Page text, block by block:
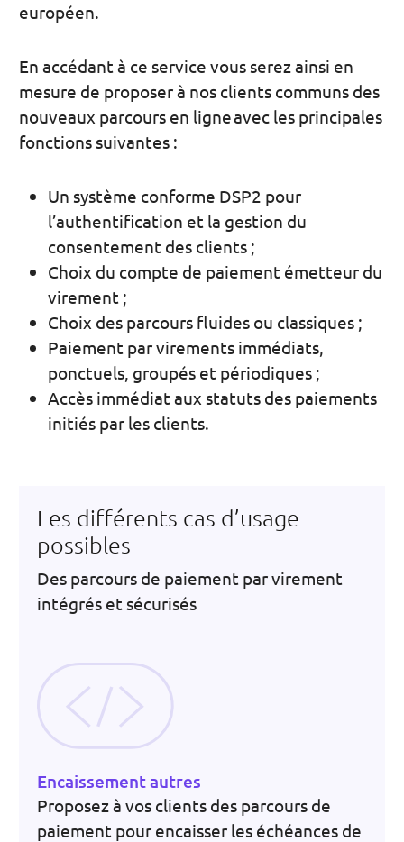
européen.
En accédant à ce service vous serez ainsi en
mesure de proposer à nos clients communs des
nouveaux parcours en ligne avec les principales
fonctions suivantes :
Un système conforme DSP2 pour
l’authentification et la gestion du
consentement des clients ;
Choix du compte de paiement émetteur du
virement ;
Choix des parcours fluides ou classiques ;
Paiement par virements immédiats,
ponctuels, groupés et périodiques ;
Accès immédiat aux statuts des paiements
initiés par les clients.
Les différents cas d’usage
possibles
Des parcours de paiement par virement
intégrés et sécurisés
Encaissement autres
Proposez à vos clients des parcours de
paiement pour encaisser les échéances de